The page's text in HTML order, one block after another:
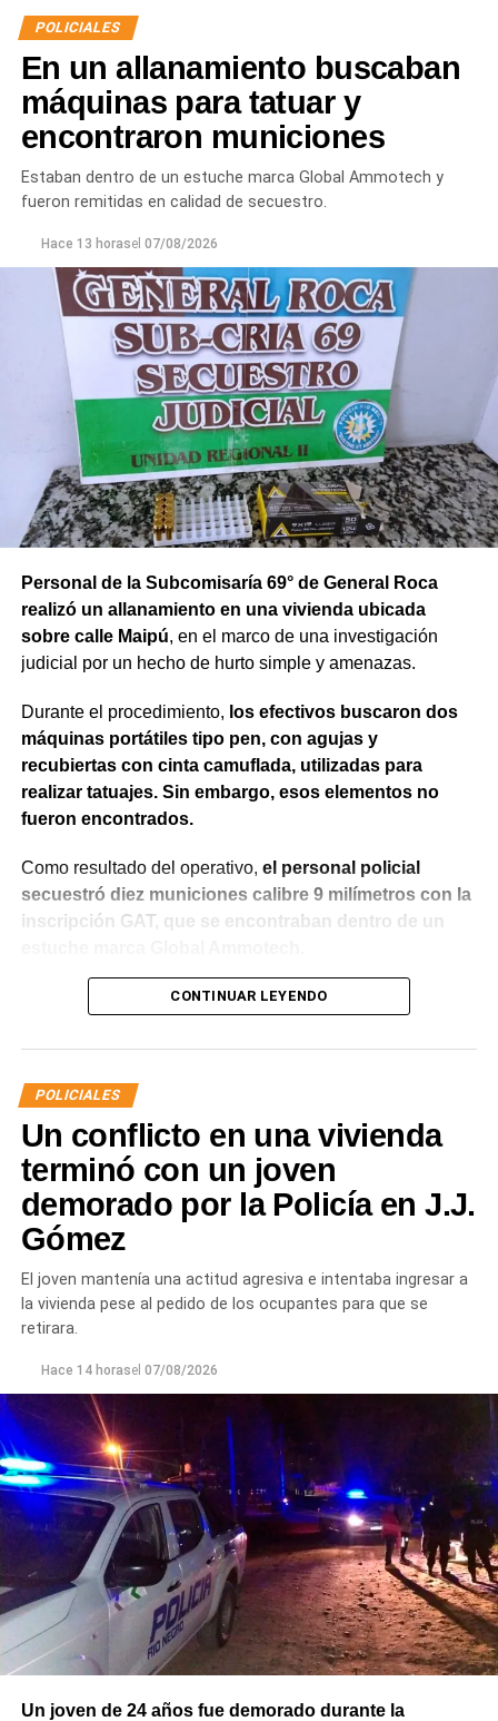
POLICIALES
En un allanamiento buscaban
máquinas para tatuar y
encontraron municiones
Estaban dentro de un estuche marca Global Ammotech y
fueron remitidas en calidad de secuestro.
Hace 13 horasel 07/08/2026
Personal de la Subcomisaría 69° de General Roca
realizó un allanamiento en una vivienda ubicada
sobre calle Maipú, en el marco de una investigación
judicial por un hecho de hurto simple y amenazas.
Durante el procedimiento, los efectivos buscaron dos
máquinas portátiles tipo pen, con agujas y
recubiertas con cinta camuflada, utilizadas para
realizar tatuajes. Sin embargo, esos elementos no
fueron encontrados.
Como resultado del operativo, el personal policial
secuestró diez municiones calibre 9 milímetros con la
inscripción GAT, que se encontraban dentro de un
Tras el hallazgo, se dio intervención a la Fiscalía N° 6,
calidad de secuestro y queden a disposición de la
CONTINUAR LEYENDO
POLICIALES
Un conflicto en una vivienda
terminó con un joven
demorado por la Policía en J.J.
Gómez
El joven mantenía una actitud agresiva e intentaba ingresar a
la vivienda pese al pedido de los ocupantes para que se
retirara.
Hace 14 horasel 07/08/2026
Un joven de 24 años fue demorado durante la